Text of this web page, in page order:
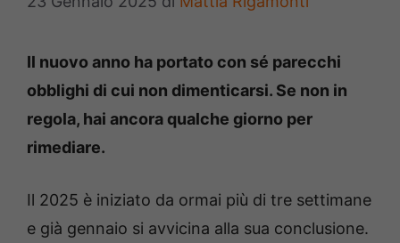
Il nuovo anno ha portato con sé parecchi
obblighi di cui non dimenticarsi. Se non in
regola, hai ancora qualche giorno per
rimediare.
Il 2025 è iniziato da ormai più di tre settimane
e già gennaio si avvicina alla sua conclusione.